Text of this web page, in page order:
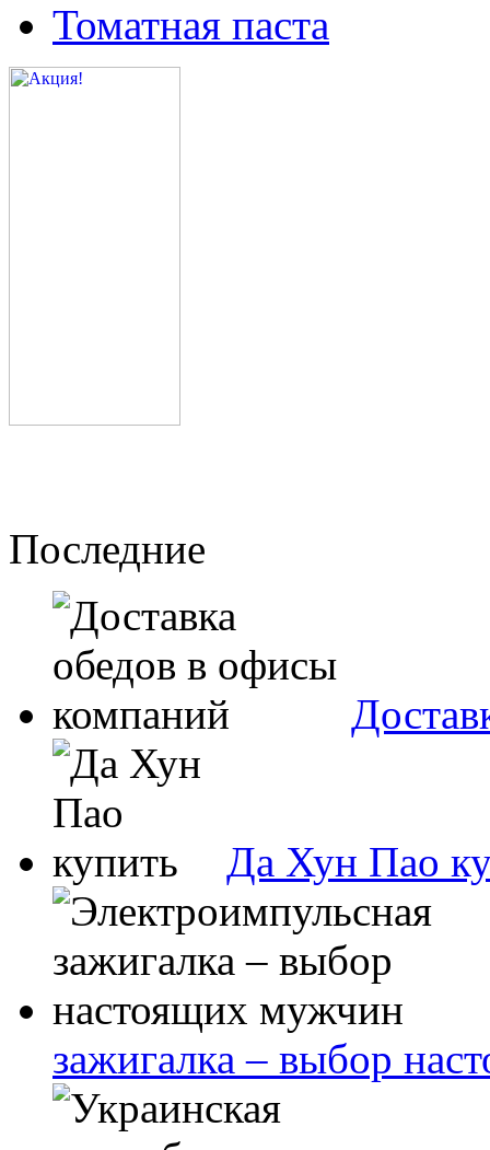
Томатная паста
Последние
Да Хун Пао
зажигалка – выбор